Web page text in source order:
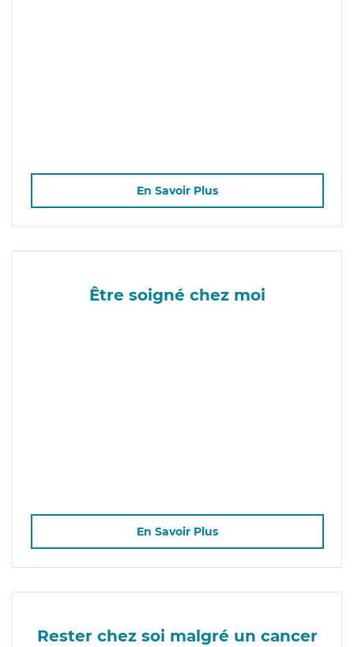
En Savoir Plus
Être soigné chez moi
En Savoir Plus
Rester chez soi malgré un cancer